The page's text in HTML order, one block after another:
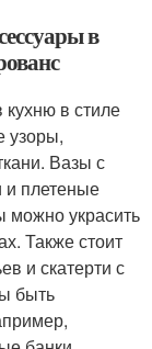
в
в стиле
узоры,
Вазы с
и плетеные
можно украсить
Также стоит
и скатерти с
быть